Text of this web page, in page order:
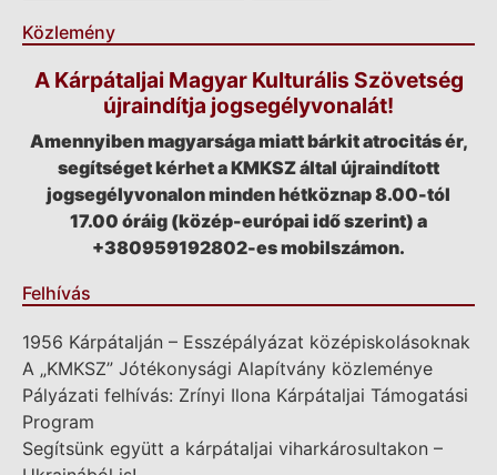
Közlemény
A Kárpátaljai Magyar Kulturális Szövetség
újraindítja jogsegélyvonalát!
Amennyiben magyarsága miatt bárkit atrocitás ér,
segítséget kérhet a KMKSZ által újraindított
jogsegélyvonalon minden hétköznap 8.00-tól
17.00 óráig (közép-európai idő szerint) a
+380959192802-es mobilszámon.
Felhívás
1956 Kárpátalján – Esszépályázat középiskolásoknak
A „KMKSZ” Jótékonysági Alapítvány közleménye
Pályázati felhívás: Zrínyi Ilona Kárpátaljai Támogatási
Program
Segítsünk együtt a kárpátaljai viharkárosultakon –